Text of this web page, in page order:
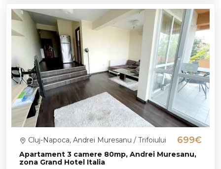
Apartament 3 camere 80mp, Andrei Muresanu,
zona Grand Hotel Italia
Cluj-Napoca, Andrei Muresanu / Trifoiului 699€